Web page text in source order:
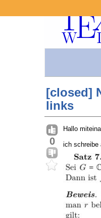
[closed]
links
0
Hallo
ich schreibe